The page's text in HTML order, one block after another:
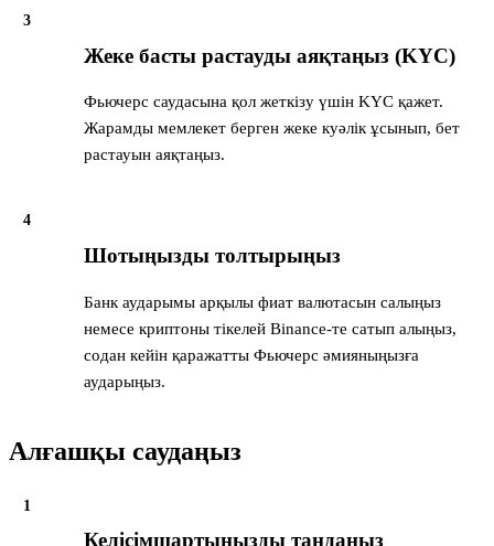
3
Жеке басты растауды аяқтаңыз (KYC)
Фьючерс саудасына қол жеткізу үшін KYC қажет.
Жарамды мемлекет берген жеке куәлік ұсынып, бет
растауын аяқтаңыз.
4
Шотыңызды толтырыңыз
Банк аударымы арқылы фиат валютасын салыңыз
немесе криптоны тікелей Binance-те сатып алыңыз,
содан кейін қаражатты Фьючерс әмияныңызға
аударыңыз.
Алғашқы саудаңыз
1
Келісімшартыңызды таңдаңыз